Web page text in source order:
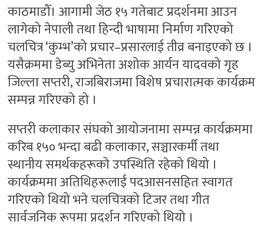
काठमाडौँ। आगामी जेठ १५ गतेबाट प्रदर्शनमा आउन
लागेको नेपाली तथा हिन्दी भाषामा निर्माण गरिएको
चलचित्र ‘कुम्भ’को प्रचार–प्रसारलाई तीव्र बनाइएको छ ।
यसैक्रममा डेब्यु अभिनेता अशोक आर्यन यादवको गृह
जिल्ला सप्तरी, राजबिराजमा विशेष प्रचारात्मक कार्यक्रम
सम्पन्न गरिएको हो ।
सप्तरी कलाकार संघको आयोजनामा सम्पन्न कार्यक्रममा
करिब १५० भन्दा बढी कलाकार, सञ्चारकर्मी तथा
स्थानीय समर्थकहरूको उपस्थिति रहेको थियो ।
कार्यक्रममा अतिथिहरूलाई पदआसनसहित स्वागत
गरिएको थियो भने चलचित्रको टिजर तथा गीत
सार्वजनिक रूपमा प्रदर्शन गरिएको थियो ।